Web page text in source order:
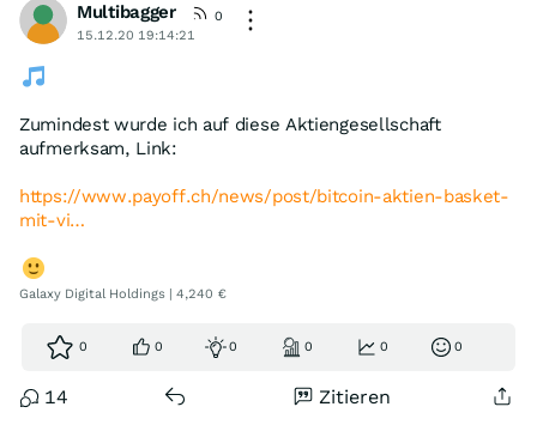
Multibagger
0
15.12.20 19:14:21
Zumindest wurde ich auf diese Aktiengesellschaft
aufmerksam, Link:
https://www.payoff.ch/news/post/bitcoin-aktien-basket-
mit-vi…
Galaxy Digital Holdings | 4,240 €
0 0 0 0 0 0
14 Zitieren